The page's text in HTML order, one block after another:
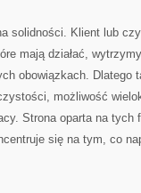
solidności. Klient lub
mają działać,
obowiązkach. Dlatego
możliwość
Strona oparta na tych
się na tym, co